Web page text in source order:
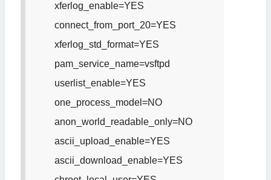
xferlog_enable=YES
connect_from_port_20=YES
xferlog_std_format=YES
pam_service_name=vsftpd
userlist_enable=YES
one_process_model=NO
anon_world_readable_only=NO
ascii_upload_enable=YES
ascii_download_enable=YES